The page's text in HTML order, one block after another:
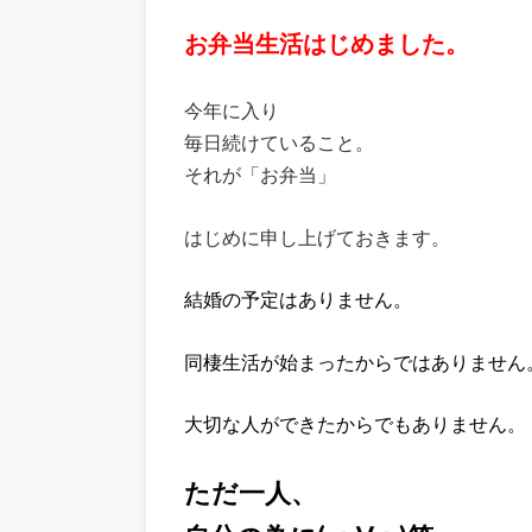
お弁当生活はじめました。
今年に入り
毎日続けていること。
それが「お弁当」
はじめに申し上げておきます。
結婚の予定はありません。
同棲生活が始まったからではありません
大切な人ができたからでもありません。
ただ一人、